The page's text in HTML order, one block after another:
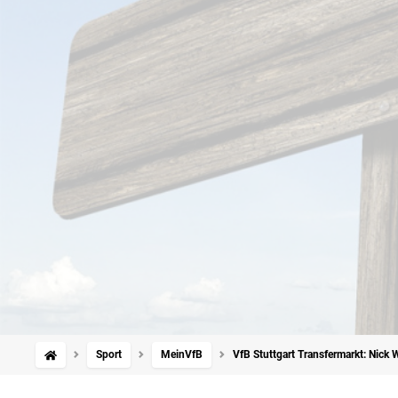
Sport MeinVfB VfB Stuttgart Transfermarkt: Nick